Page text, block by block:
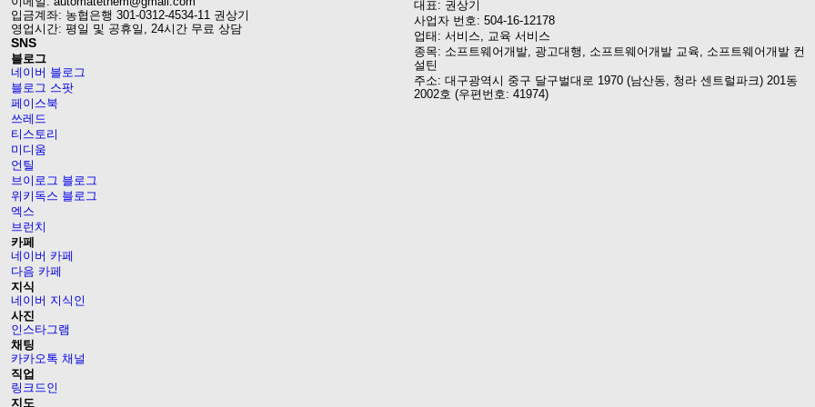
입금계좌: 농협은행 301-0312-4534-11 권상기
영업시간: 평일 및 공휴일, 24시간 무료 상담
SNS
블로그
네이버 블로그
블로그 스팟
페이스북
쓰레드
티스토리
미디움
언틸
브이로그 블로그
위키독스 블로그
엑스
브런치
카페
네이버 카페
다음 카페
지식
네이버 지식인
사진
인스타그램
채팅
카카오톡 채널
직업
링크드인
지도
대표: 권상기
사업자 번호: 504-16-12178
업태: 서비스, 교육 서비스
종목: 소프트웨어개발, 광고대행, 소프트웨어개발 교육, 소프트웨어개발 컨
설틴
주소: 대구광역시 중구 달구벌대로 1970 (남산동, 청라 센트럴파크) 201동
2002호 (우편번호: 41974)